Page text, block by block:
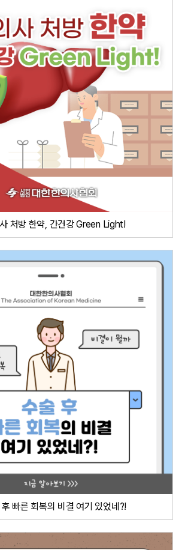
처방 한약, 간건강 Green Light!
빠른 회복의 비결 여기 있었네?!